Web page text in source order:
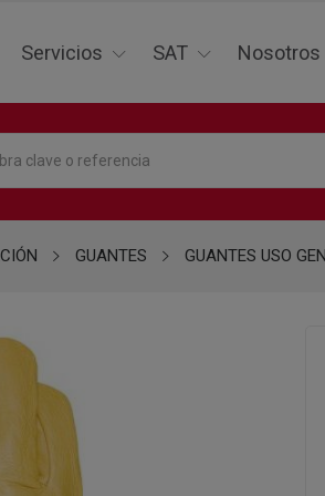
Servicios SAT Nosotros
GUANTES GUANTES USO